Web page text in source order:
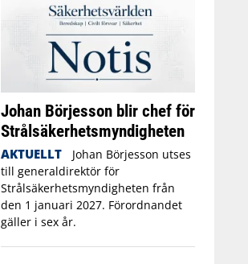
Johan Börjesson blir chef för
Strålsäkerhetsmyndigheten
AKTUELLT
Johan Börjesson utses
till generaldirektör för
Strålsäkerhetsmyndigheten från
den 1 januari 2027. Förordnandet
gäller i sex år.